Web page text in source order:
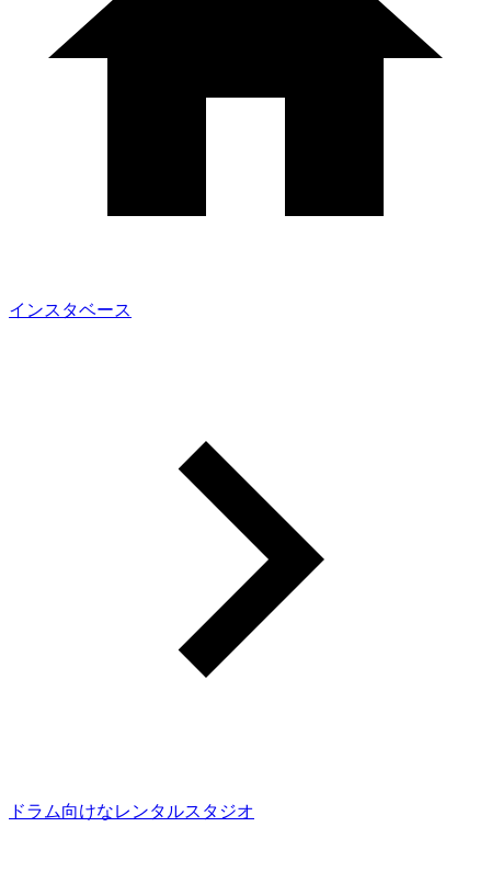
インスタベース
ドラム向けなレンタルスタジオ